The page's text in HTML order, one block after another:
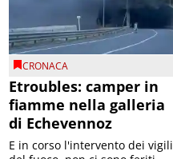
CRONACA
Etroubles: camper in
fiamme nella galleria
di Echevennoz
E in corso l'intervento dei vigili